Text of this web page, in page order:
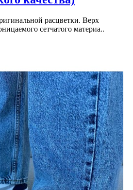
расцветки. Верх
сетчатого материа..